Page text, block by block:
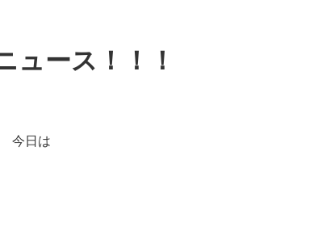
ュース！！！
今日は